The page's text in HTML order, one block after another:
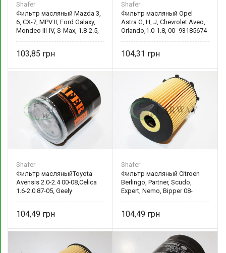
Shafer
Фильтр масляный Mazda 3,
6, CX-7, MPV II, Ford Galaxy,
Mondeo III-IV, S-Max, 1.8-2.5,
103,85
Shafer
Фильтр масляный Opel
Astra G, H, J, Chevrolet Aveo,
Orlando,1.0-1.8, 00- 93185674
104,31
Shafer
Фильтр масляныйToyota
Avensis 2.0-2.4 00-08,Celica
1.6-2.0 87-05, Geely
104,49
Shafer
Фильтр масляный Citroen
Berlingo, Partner, Scudo,
Expert, Nemo, Bipper 08-
104,49